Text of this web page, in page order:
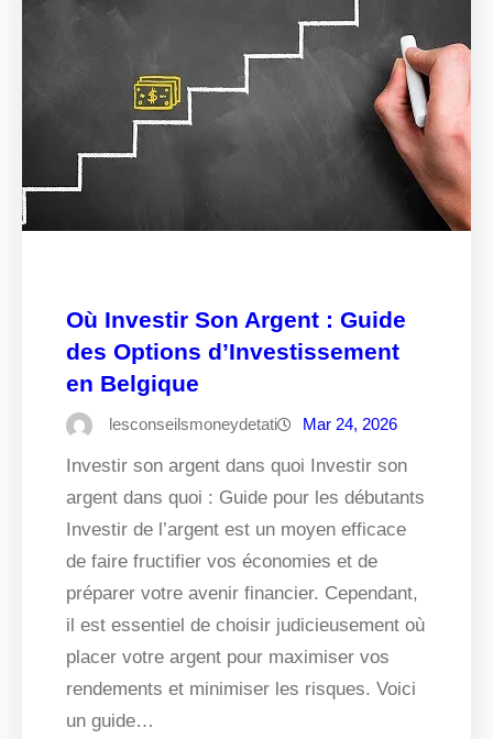
Où Investir Son Argent : Guide
des Options d’Investissement
en Belgique
lesconseilsmoneydetati Mar 24, 2026
Investir son argent dans quoi Investir son
argent dans quoi : Guide pour les débutants
Investir de l’argent est un moyen efficace
de faire fructifier vos économies et de
préparer votre avenir financier. Cependant,
il est essentiel de choisir judicieusement où
placer votre argent pour maximiser vos
rendements et minimiser les risques. Voici
un guide…